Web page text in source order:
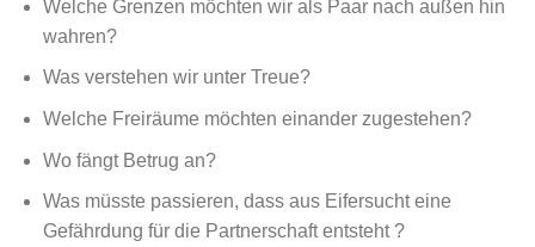
Welche Grenzen möchten wir als Paar nach außen hin
wahren?
Was verstehen wir unter Treue?
Welche Freiräume möchten einander zugestehen?
Wo fängt Betrug an?
Was müsste passieren, dass aus Eifersucht eine
Gefährdung für die Partnerschaft entsteht ?